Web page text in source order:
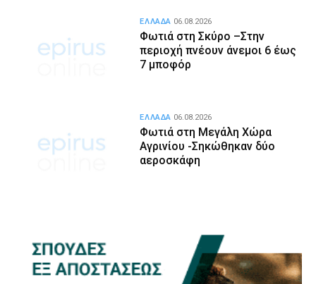
Φωτιά στη Σκύρο –Στην
περιοχή πνέουν άνεμοι 6 έως
7 μποφόρ
ΕΛΛΑΔΑ 06.08.2026
Φωτιά στη Μεγάλη Χώρα
Αγρινίου -Σηκώθηκαν δύο
αεροσκάφη
ΕΛΛΑΔΑ 06.08.2026